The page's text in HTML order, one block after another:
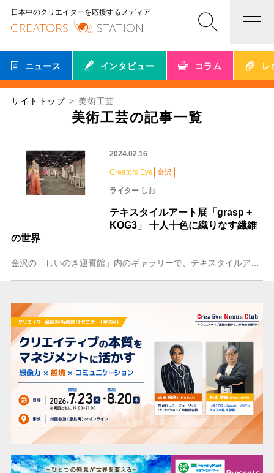
日本中のクリエイターを応援するメディア
ニュース インタビュー コラム レ
サイトトップ 美術工芸
美術工芸の記事一覧
2024.02.16
Creators Eye 金沢
ライター しお
テキスタイルアート展「grasp +
KOG3」 十人十色に織りなす繊維
の世界